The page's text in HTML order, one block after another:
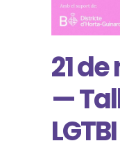
21
—
LGTBI